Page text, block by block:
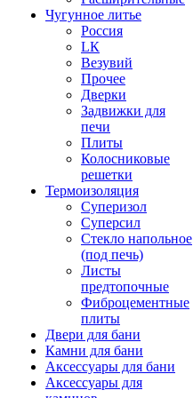
Чугунное литье
Россия
LК
Везувий
Прочее
Дверки
Задвижки для
печи
Плиты
Колосниковые
решетки
Термоизоляция
Суперизол
Суперсил
Стекло напольное
(под печь)
Листы
предтопочные
Фиброцементные
плиты
Двери для бани
Камни для бани
Аксессуары для бани
Аксессуары для